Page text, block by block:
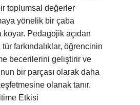
toplumsal değerler
yönelik bir çaba
Pedagojik açıdan
tür farkındalıklar, öğrencinin
becerilerini geliştirir ve
bir parçası olarak daha
olanak tanır.
Etkisi